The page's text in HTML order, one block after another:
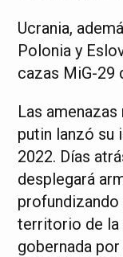
Ucrania,
Polonia y
cazas MiG-29
Las
putin lanzó su
2022. Días
desplegará
territorio de la
gobernada